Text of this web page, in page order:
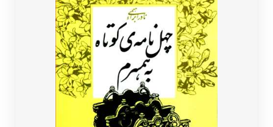
کودک و نوجوان
ادبیات روسیه
ادبیات آمریکای لاتین
ادبیات آلمان
ادبیات ترکیه
ادبیات آسیا
سایر کشورهای اروپا